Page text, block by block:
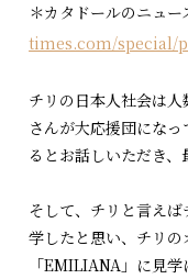
＊カタドールのニュ
times.com/special/
チリの日本人社会は
さんが大応援団にな
るとお話しいただき、
そして、チリと言え
学したと思い、チリの
「EMILIANA」に見